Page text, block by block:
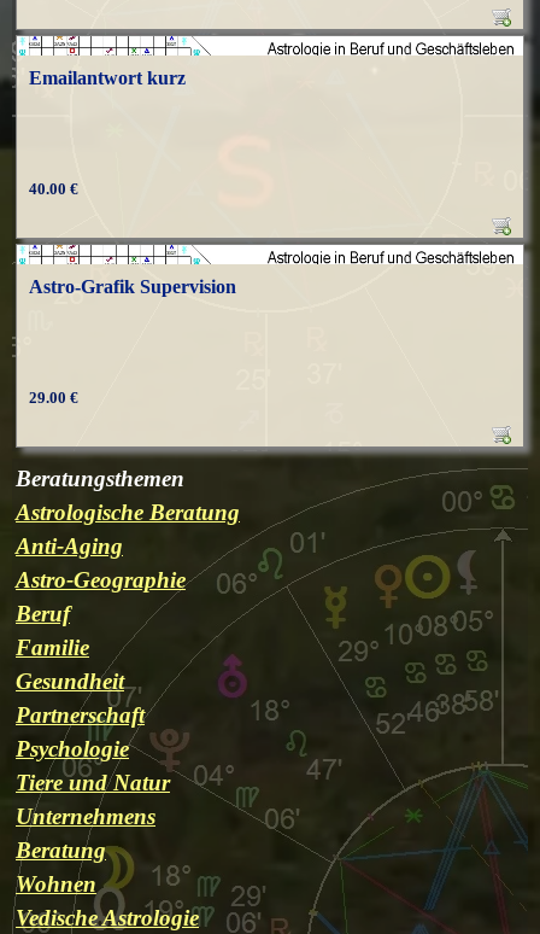
Emailantwort kurz
40.00 €
Astro-Grafik Supervision
29.00 €
Beratungsthemen
Astrologische Beratung
Anti-Aging
Astro-Geographie
Beruf
Familie
Gesundheit
Partnerschaft
Psychologie
Tiere und Natur
Unternehmens
Beratung
Wohnen
Vedische Astrologie